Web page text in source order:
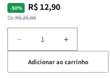
-50%
Preço
normal
De:R$ 25,80
Preço
promocional
R$ 12,90
Diminuir
a
quantidade
de
Aumentar
a
quantidade
de
Adicionar ao carrinho